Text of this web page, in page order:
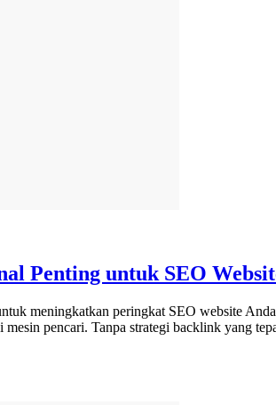
Penting untuk SEO
meningkatkan peringkat SEO website
pencari. Tanpa strategi backlink yang